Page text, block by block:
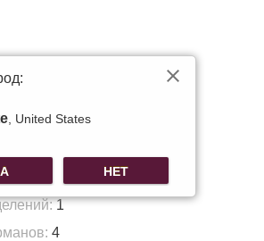
Полиэстер
1
4
, United States
НЕТ